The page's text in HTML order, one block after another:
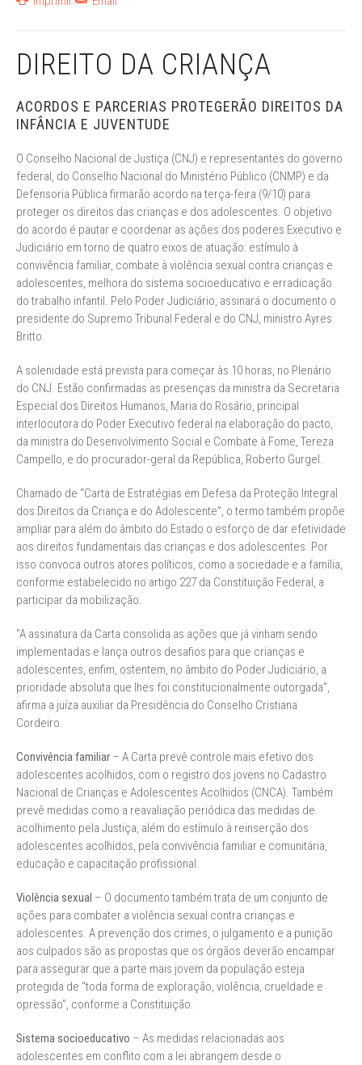
DIREITO DA CRIANÇA
ACORDOS E PARCERIAS PROTEGERÃO DIREITOS DA
INFÂNCIA E JUVENTUDE
O Conselho Nacional de Justiça (CNJ) e representantes do governo
federal, do Conselho Nacional do Ministério Público (CNMP) e da
Defensoria Pública firmarão acordo na terça-feira (9/10) para
proteger os direitos das crianças e dos adolescentes. O objetivo
do acordo é pautar e coordenar as ações dos poderes Executivo e
Judiciário em torno de quatro eixos de atuação: estímulo à
convivência familiar, combate à violência sexual contra crianças e
adolescentes, melhora do sistema socioeducativo e erradicação
do trabalho infantil. Pelo Poder Judiciário, assinará o documento o
presidente do Supremo Tribunal Federal e do CNJ, ministro Ayres
Britto.
A solenidade está prevista para começar às 10 horas, no Plenário
do CNJ. Estão confirmadas as presenças da ministra da Secretaria
Especial dos Direitos Humanos, Maria do Rosário, principal
interlocutora do Poder Executivo federal na elaboração do pacto,
da ministra do Desenvolvimento Social e Combate à Fome, Tereza
Campello, e do procurador-geral da República, Roberto Gurgel.
Chamado de “Carta de Estratégias em Defesa da Proteção Integral
dos Direitos da Criança e do Adolescente”, o termo também propõe
ampliar para além do âmbito do Estado o esforço de dar efetividade
aos direitos fundamentais das crianças e dos adolescentes. Por
isso convoca outros atores políticos, como a sociedade e a família,
conforme estabelecido no artigo 227 da Constituição Federal, a
participar da mobilização.
“A assinatura da Carta consolida as ações que já vinham sendo
implementadas e lança outros desafios para que crianças e
adolescentes, enfim, ostentem, no âmbito do Poder Judiciário, a
prioridade absoluta que lhes foi constitucionalmente outorgada”,
afirma a juíza auxiliar da Presidência do Conselho Cristiana
Cordeiro.
Convivência familiar – A Carta prevê controle mais efetivo dos
adolescentes acolhidos, com o registro dos jovens no Cadastro
Nacional de Crianças e Adolescentes Acolhidos (CNCA). Também
prevê medidas como a reavaliação periódica das medidas de
acolhimento pela Justiça, além do estímulo à reinserção dos
adolescentes acolhidos, pela convivência familiar e comunitária,
educação e capacitação profissional.
Violência sexual – O documento também trata de um conjunto de
ações para combater a violência sexual contra crianças e
adolescentes. A prevenção dos crimes, o julgamento e a punição
aos culpados são as propostas que os órgãos deverão encampar
para assegurar que a parte mais jovem da população esteja
protegida de “toda forma de exploração, violência, crueldade e
opressão”, conforme a Constituição.
Sistema socioeducativo – As medidas relacionadas aos
adolescentes em conflito com a lei abrangem desde o